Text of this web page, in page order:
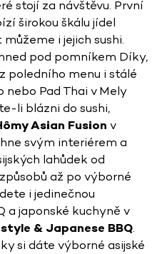
stojí za návštěvu. První
širokou škálu jídel
i jejich sushi.
pod pomníkem Díky,
poledního menu i stálé
Pad Thai v Mely
li blázni do sushi,
Asian Fusion v
svým interiérem a
lahůdek od
až po výborné
i jedinečnou
a japonské kuchyně v
& Japanese BBQ.
si dáte výborné asijské